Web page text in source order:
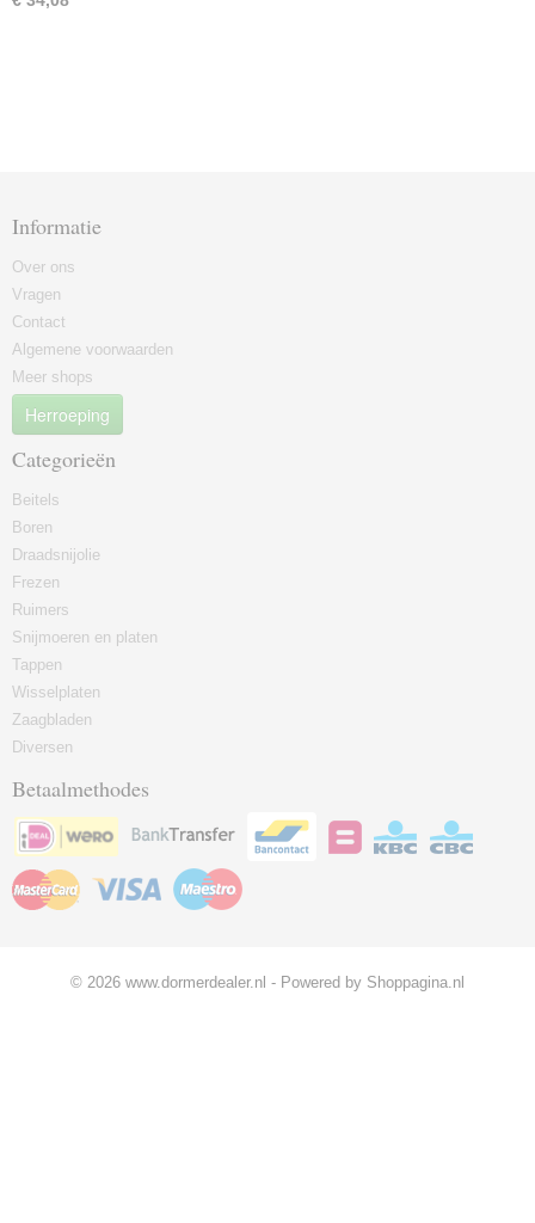
Informatie
Over ons
Vragen
Contact
Algemene voorwaarden
Meer shops
Herroeping
Categorieën
Beitels
Boren
Draadsnijolie
Frezen
Ruimers
Snijmoeren en platen
Tappen
Wisselplaten
Zaagbladen
Diversen
Betaalmethodes
© 2026 www.dormerdealer.nl - Powered by Shoppagina.nl